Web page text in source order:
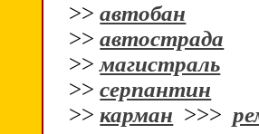
>>автобан
>>автострада
>>магистраль
>>серпантин
>>карман >>>